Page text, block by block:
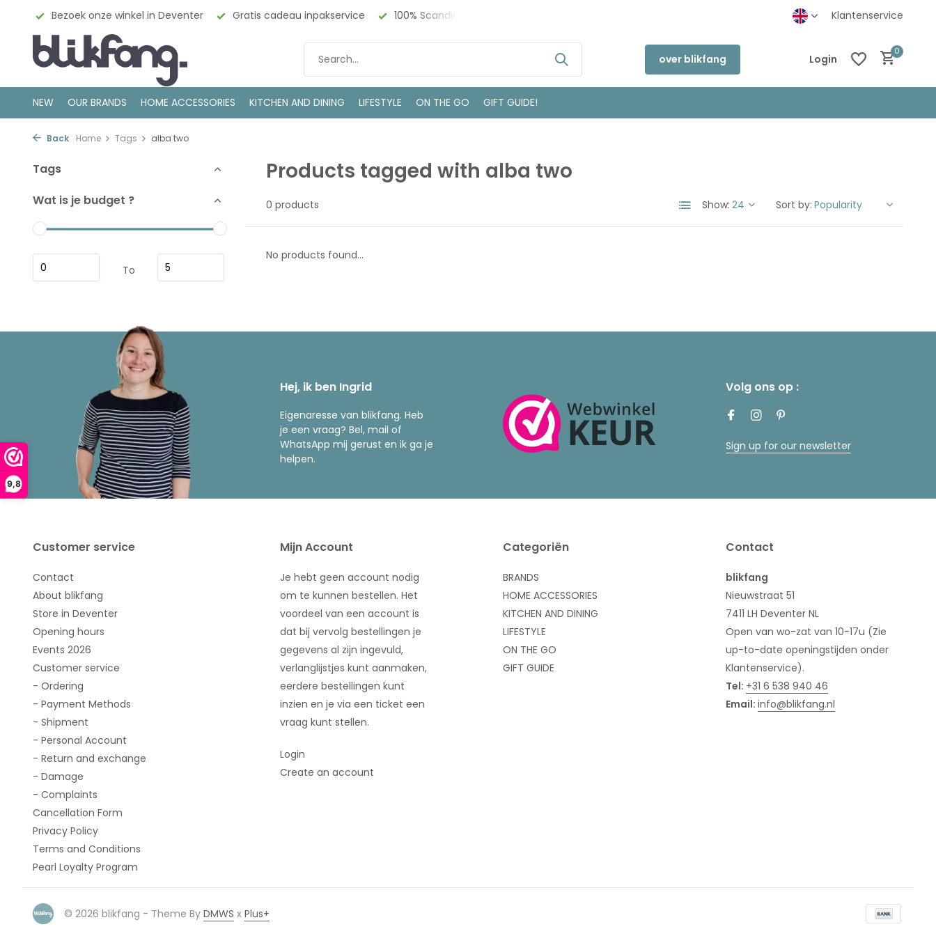
9,8
Bezoek onze winkel in Deventer Gratis cadeau inpakservice 100% Scandinavisch Design Klantenservice
over blikfang Login
0
NEW OUR BRANDS HOME ACCESSORIES KITCHEN AND DINING LIFESTYLE ON THE GO GIFT GUIDE!
Back Home Tags alba two
Tags
Wat is je budget ?
To
Products tagged with alba two
0 products Show: Sort by:
No products found...
Hej, ik ben Ingrid
Eigenaresse van blikfang. Heb
je een vraag? Bel, mail of
WhatsApp mij gerust en ik ga je
helpen.
Volg ons op :
Sign up for our newsletter
Customer service
Contact
About blikfang
Store in Deventer
Opening hours
Events 2026
Customer service
- Ordering
- Payment Methods
- Shipment
- Personal Account
- Return and exchange
- Damage
- Complaints
Cancellation Form
Privacy Policy
Terms and Conditions
Pearl Loyalty Program
Mijn Account
Je hebt geen account nodig
om te kunnen bestellen. Het
voordeel van een account is
dat bij vervolg bestellingen je
gegevens al zijn ingevuld,
verlanglijstjes kunt aanmaken,
eerdere bestellingen kunt
inzien en je via een ticket een
vraag kunt stellen.
Login
Create an account
Categoriën
BRANDS
HOME ACCESSORIES
KITCHEN AND DINING
LIFESTYLE
ON THE GO
GIFT GUIDE
Contact
blikfang
Nieuwstraat 51
7411 LH Deventer NL
Open van wo-zat van 10-17u (Zie
up-to-date openingstijden onder
Klantenservice).
Tel: +31 6 538 940 46
Email: info@blikfang.nl
© 2026 blikfang - Theme By DMWS x Plus+